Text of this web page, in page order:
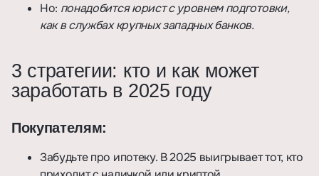
Но: понадобится юрист с уровнем подготовки,
как в службах крупных западных банков.
3 стратегии: кто и как может
заработать в 2025 году
Покупателям:
Забудьте про ипотеку. В 2025 выигрывает тот, кто